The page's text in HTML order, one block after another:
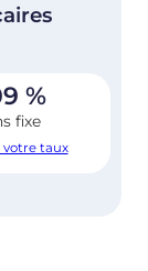
%
fixe
taux